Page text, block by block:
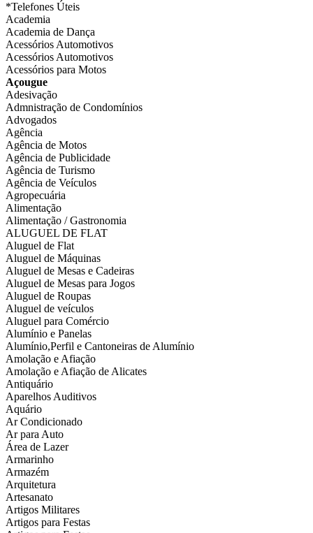
*Telefones Úteis
Academia
Academia de Dança
Acessórios Automotivos
Acessórios Automotivos
Acessórios para Motos
Açougue
Adesivação
Admnistração de Condomínios
Advogados
Agência
Agência de Motos
Agência de Publicidade
Agência de Turismo
Agência de Veículos
Agropecuária
Alimentação
Alimentação / Gastronomia
ALUGUEL DE FLAT
Aluguel de Flat
Aluguel de Máquinas
Aluguel de Mesas e Cadeiras
Aluguel de Mesas para Jogos
Aluguel de Roupas
Aluguel de veículos
Aluguel para Comércio
Alumínio e Panelas
Alumínio,Perfil e Cantoneiras de Alumínio
Amolação e Afiação
Amolação e Afiação de Alicates
Antiquário
Aparelhos Auditivos
Aquário
Ar Condicionado
Ar para Auto
Área de Lazer
Armarinho
Armazém
Arquitetura
Artesanato
Artigos Militares
Artigos para Festas